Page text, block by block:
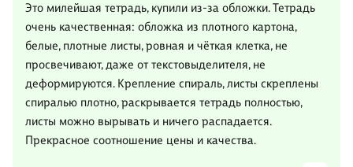
Это милейшая тетрадь, купили из-за обложки. Тетрадь
очень качественная: обложка из плотного картона,
белые, плотные листы, ровная и чёткая клетка, не
просвечивают, даже от текстовыделителя, не
деформируются. Крепление спираль, листы скреплены
спиралью плотно, раскрывается тетрадь полностью,
листы можно вырывать и ничего распадается.
Прекрасное соотношение цены и качества.